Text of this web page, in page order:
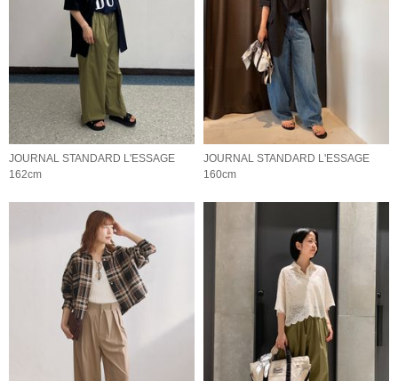
JOURNAL STANDARD L'ESSAGE
162cm
JOURNAL STANDARD L'ESSAGE
160cm